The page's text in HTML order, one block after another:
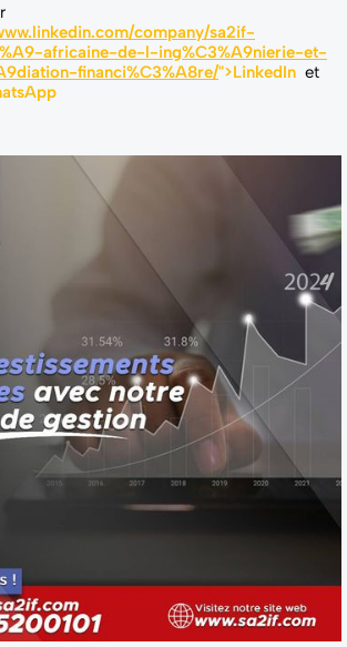
company/sa2if-
africaine-de-l-ing%C3%A9nierie-et-
financi%C3%A8re/">LinkedIn et